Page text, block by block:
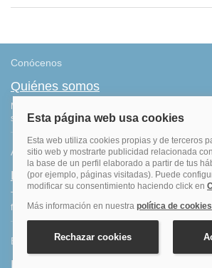
Conócenos
Quiénes somos
Más de 500.000 clientes satisfechos. Confirmación
seguridad y garantía. Sin sorpresas.
Ahorro
Fidelización
Tenemos el programa que te da más saldo por
finalizadas. Consigue más por lo que ya haces:
Blog de viajes
Blog hoteles y viajes